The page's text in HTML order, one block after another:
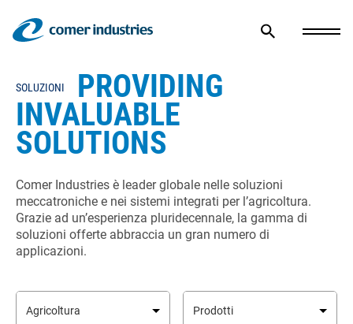
SOLUZIONI PROVIDING
INVALUABLE
SOLUTIONS
Comer Industries è leader globale nelle soluzioni
meccatroniche e nei sistemi integrati per l’agricoltura.
Grazie ad un’esperienza pluridecennale, la gamma di
soluzioni offerte abbraccia un gran numero di
applicazioni.
Agricoltura Prodotti